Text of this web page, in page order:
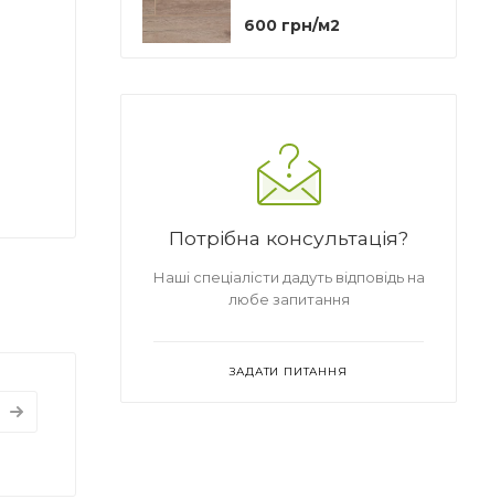
600 грн/м2
Потрібна консультація?
Наші спеціалісти дадуть відповідь на
любе запитання
ЗАДАТИ ПИТАННЯ